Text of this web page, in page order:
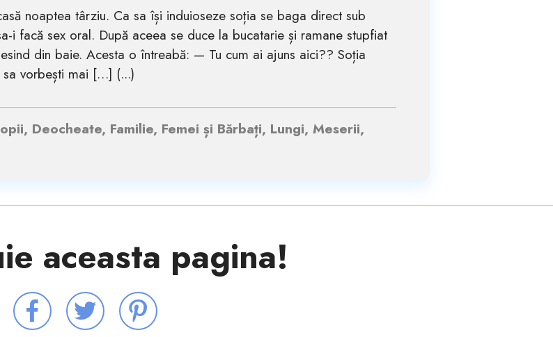
noaptea târziu. Ca sa își induioseze soția se baga direct sub
i facă sex oral. După aceea se duce la bucatarie și ramane stupfiat
din baie. Acesta o întreabă: — Tu cum ai ajuns aici?? Soția
vorbești mai […] (...)
Deocheate, Familie, Femei și Bărbați, Lungi, Meserii,
aceasta pagina!